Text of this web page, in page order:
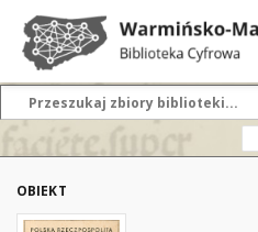
OBIEKT